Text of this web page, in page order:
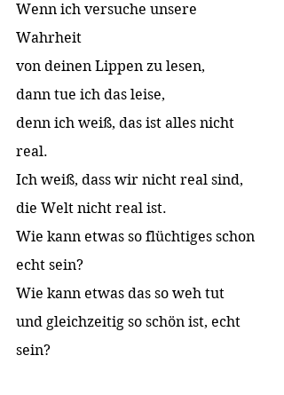
Wenn ich versuche unsere
Wahrheit
von deinen Lippen zu lesen,
dann tue ich das leise,
denn ich weiß, das ist alles nicht
real.
Ich weiß, dass wir nicht real sind,
die Welt nicht real ist.
Wie kann etwas so flüchtiges schon
echt sein?
Wie kann etwas das so weh tut
und gleichzeitig so schön ist, echt
sein?